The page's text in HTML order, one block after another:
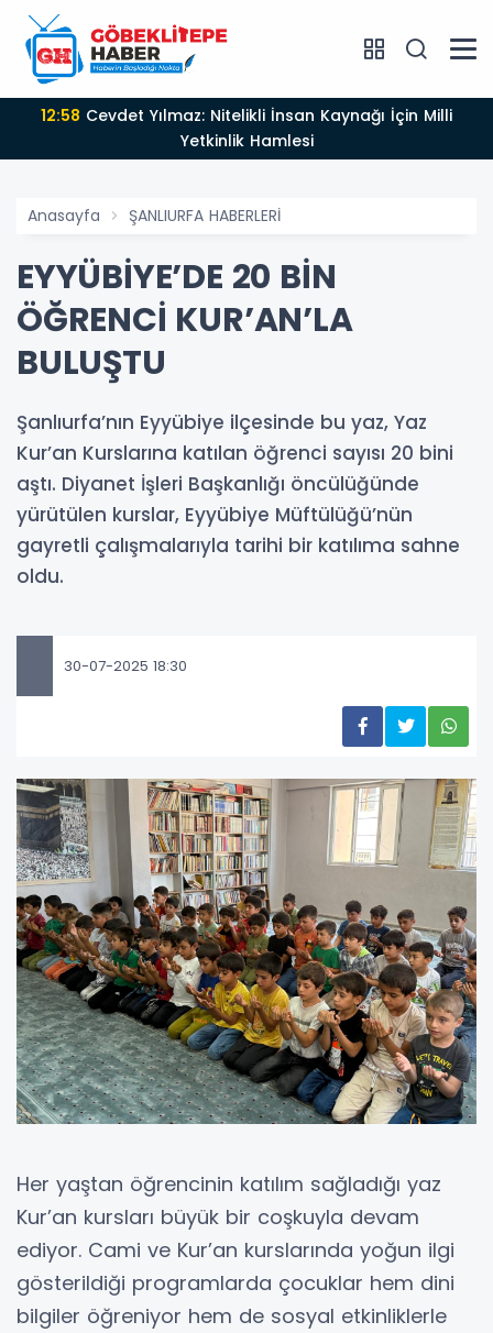
12:58
Yetkinlik Hamlesi
Anasayfa ŞANLIURFA HABERLERİ
EYYÜBİYE’DE 20 BİN
ÖĞRENCİ KUR’AN’LA
BULUŞTU
Şanlıurfa’nın Eyyübiye ilçesinde bu yaz, Yaz
Kur’an Kurslarına katılan öğrenci sayısı 20 bini
aştı. Diyanet İşleri Başkanlığı öncülüğünde
yürütülen kurslar, Eyyübiye Müftülüğü’nün
gayretli çalışmalarıyla tarihi bir katılıma sahne
oldu.
30-07-2025 18:30
Her yaştan öğrencinin katılım sağladığı yaz
Kur’an kursları büyük bir coşkuyla devam
ediyor. Cami ve Kur’an kurslarında yoğun ilgi
gösterildiği programlarda çocuklar hem dini
bilgiler öğreniyor hem de sosyal etkinliklerle